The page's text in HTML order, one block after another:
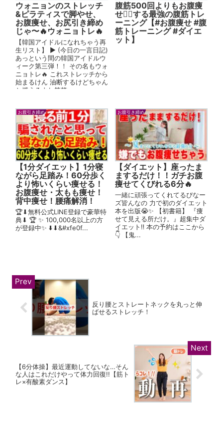
ウォニョンのストレッチ
&ピラティスで脚やせ、
お腹痩せ、お尻引き締め
じゃ〜🔥ウォニョトレ🔥
【韓国アイドルになれちゃう再
生リスト】 ▶︎ (今日の一言日記)
あっという間の韓国アイドルウ
ィーク第三弾！！ その名もウォ
ニョトレ🔥 これストレッチから
始まるけん 油断するけどちゃん
と燃えるよね笑笑 ...
腹筋500回よりもお腹痩
せ❤️‍🔥する最強の腹筋トレ
ーニング【#お腹痩せ #腹
筋トレーニング #ダイエ
ット】
お腹引き締め
【1分ダイエット】1分寝
ながら足踏み！60分歩く
より怖いくらい痩せる！
お腹痩せ・太もも痩せ！
背中痩せ！腰痛解消！
🏆⬇︎無料公式LINE登録で豪華特
典⬇︎ 🏆 ✨ 100,000名以上の方
が登録中✨ ⬇️⬇&#xfe0f...
お腹引き締め
【ダイエット】座ったま
まするだけ！！ガチお腹
痩せてくびれる6分🔥
一緒に頑張ってくれてるぴなー
ズ皆んなの 力で初のダイエット
本を出版😭✨ 【初書籍】 『痩
せて見える所だけ。』超集中ダ
イエット‼️ 本の予約はここから
👇 【鬼...
反り腰とストレートネックを丸っと伸
ばせるストレッチ！
【6分体操】最近運動してないな…そん
な人はこれだけやって体力回復!!【筋ト
レ×有酸素ダンス】